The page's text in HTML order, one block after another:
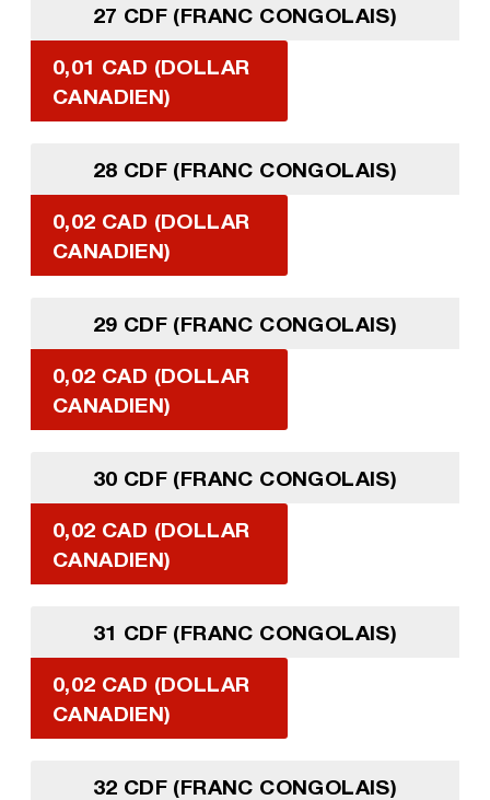
27 CDF (FRANC CONGOLAIS)
0,01 CAD (DOLLAR
CANADIEN)
28 CDF (FRANC CONGOLAIS)
0,02 CAD (DOLLAR
CANADIEN)
29 CDF (FRANC CONGOLAIS)
0,02 CAD (DOLLAR
CANADIEN)
30 CDF (FRANC CONGOLAIS)
0,02 CAD (DOLLAR
CANADIEN)
31 CDF (FRANC CONGOLAIS)
0,02 CAD (DOLLAR
CANADIEN)
32 CDF (FRANC CONGOLAIS)